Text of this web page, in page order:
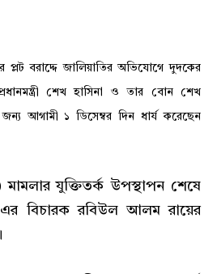
প্লট বরাদ্দে জালিয়াতির অভিযোগে দুদকের
শেখ হাসিনা ও তার বোন শেখ
আগামী ১ ডিসেম্বর দিন ধার্য করেছেন
মামলার যুক্তিতর্ক উপস্থাপন শেষে
বিচারক রবিউল আলম রায়ের